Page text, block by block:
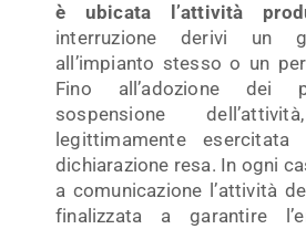
è ubicata l’attività
interruzione derivi un
all’impianto stesso o un
Fino all’adozione dei
sospensione
legittimamente
dichiarazione resa. In ogni
a comunicazione l’attività
finalizzata a garantire